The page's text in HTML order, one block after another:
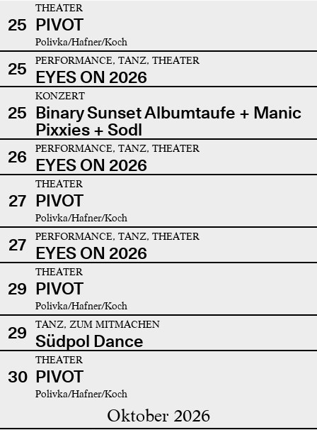
25
THEATER
PIVOT
Polivka/Hafner/Koch
25 PERFORMANCE, TANZ, THEATER
EYES ON 2026
25
KONZERT
Binary Sunset Albumtaufe + Manic
Pixxies + Sodl
26
PERFORMANCE, TANZ, THEATER
EYES ON 2026
27
THEATER
PIVOT
Polivka/Hafner/Koch
27 PERFORMANCE, TANZ, THEATER
EYES ON 2026
29
THEATER
PIVOT
Polivka/Hafner/Koch
29 TANZ, ZUM MITMACHEN
Südpol Dance
30
THEATER
PIVOT
Polivka/Hafner/Koch
Oktober 2026